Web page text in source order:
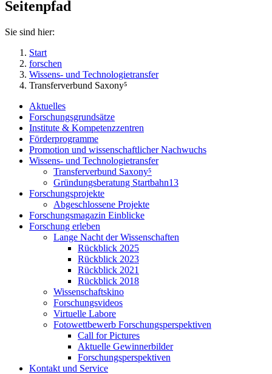
Seitenpfad
Sie sind hier:
Start
forschen
Wissens- und Technologietransfer
Transferverbund Saxony⁵
Aktuelles
Forschungsgrundsätze
Institute & Kompetenzzentren
Förderprogramme
Promotion und wissenschaftlicher Nachwuchs
Wissens- und Technologietransfer
Transferverbund Saxony⁵
Gründungsberatung Startbahn13
Forschungsprojekte
Abgeschlossene Projekte
Forschungsmagazin Einblicke
Forschung erleben
Lange Nacht der Wissenschaften
Rückblick 2025
Rückblick 2023
Rückblick 2021
Rückblick 2018
Wissenschaftskino
Forschungsvideos
Virtuelle Labore
Fotowettbewerb Forschungsperspektiven
Call for Pictures
Aktuelle Gewinnerbilder
Forschungsperspektiven
Kontakt und Service